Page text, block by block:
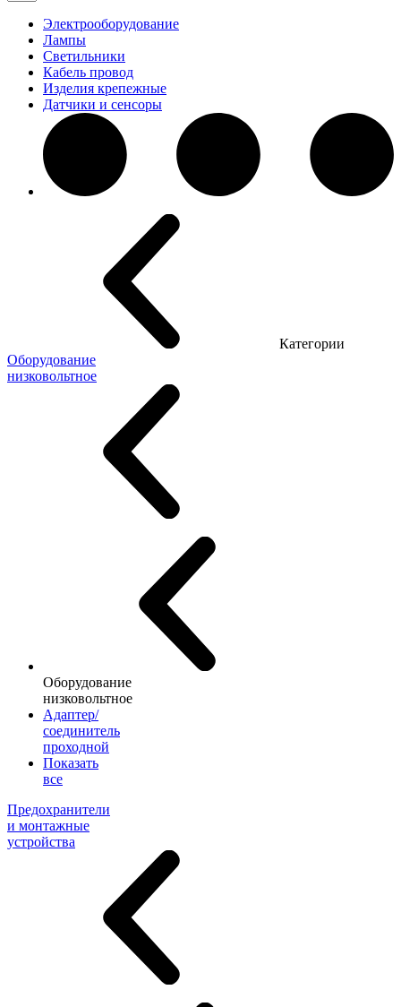
Электрооборудование
Лампы
Светильники
Кабель провод
Изделия крепежные
Датчики и сенсоры
Категории
Оборудование
низковольтное
Оборудование
низковольтное
Адаптер/
соединитель
проходной
Показать
все
Предохранители
и монтажные
устройства